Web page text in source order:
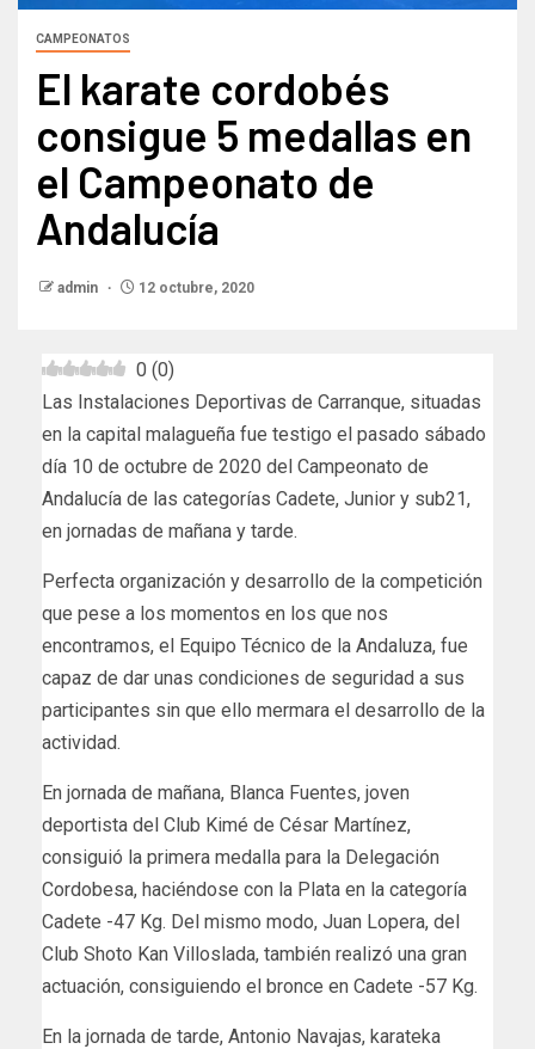
CAMPEONATOS
El karate cordobés
consigue 5 medallas en
el Campeonato de
Andalucía
admin 12 octubre, 2020
0 (0)
Las Instalaciones Deportivas de Carranque, situadas
en la capital malagueña fue testigo el pasado sábado
día 10 de octubre de 2020 del Campeonato de
Andalucía de las categorías Cadete, Junior y sub21,
en jornadas de mañana y tarde.
Perfecta organización y desarrollo de la competición
que pese a los momentos en los que nos
encontramos, el Equipo Técnico de la Andaluza, fue
capaz de dar unas condiciones de seguridad a sus
participantes sin que ello mermara el desarrollo de la
actividad.
En jornada de mañana, Blanca Fuentes, joven
deportista del Club Kimé de César Martínez,
consiguió la primera medalla para la Delegación
Cordobesa, haciéndose con la Plata en la categoría
Cadete -47 Kg. Del mismo modo, Juan Lopera, del
Club Shoto Kan Villoslada, también realizó una gran
actuación, consiguiendo el bronce en Cadete -57 Kg.
En la jornada de tarde, Antonio Navajas, karateka